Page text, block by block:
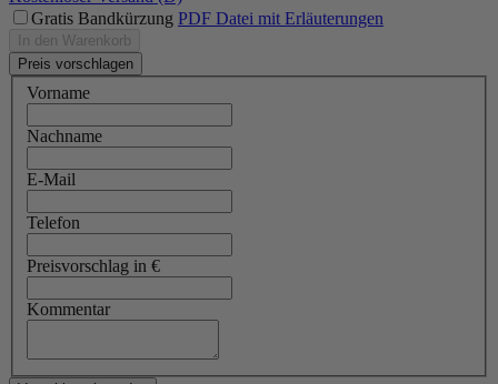
Gratis Bandkürzung PDF Datei mit Erläuterungen
In den Warenkorb
Preis vorschlagen
Vorname
Nachname
E-Mail
Telefon
Preisvorschlag in €
Kommentar